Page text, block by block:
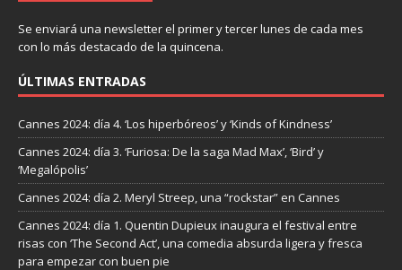
Se enviará una newsletter el primer y tercer lunes de cada mes
con lo más destacado de la quincena.
ÚLTIMAS ENTRADAS
Cannes 2024: día 4. ‘Los hiperbóreos’ y ‘Kinds of Kindness’
Cannes 2024: día 3. ‘Furiosa: De la saga Mad Max’, ‘Bird’ y
‘Megalópolis’
Cannes 2024: día 2. Meryl Streep, una “rockstar” en Cannes
Cannes 2024: día 1. Quentin Dupieux inaugura el festival entre
risas con ‘The Second Act’, una comedia absurda ligera y fresca
para empezar con buen pie